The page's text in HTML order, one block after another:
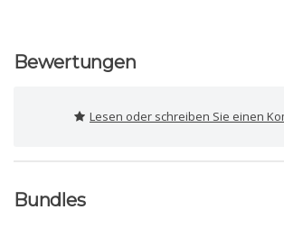
Bewertungen
Lesen oder schreiben Sie einen
Bundles